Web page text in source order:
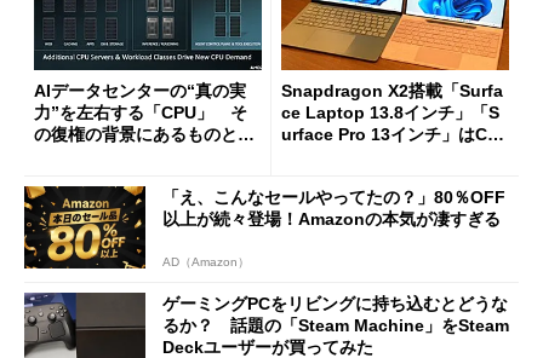
AIデータセンターの“真の実
力”を左右する「CPU」 そ
の復権の背景にあるものと
Snapdragon X2搭載「Surfa
ce Laptop 13.8インチ」「S
urface Pro 13インチ」はCop
た
「え、こんなセールやってたの？」80％OFF
以上が続々登場！Amazonの本気が凄すぎる
AD（Amazon）
ゲーミングPCをリビングに持ち込むとどうな
るか？ 話題の「Steam Machine」をSteam
Deckユーザーが買ってみた